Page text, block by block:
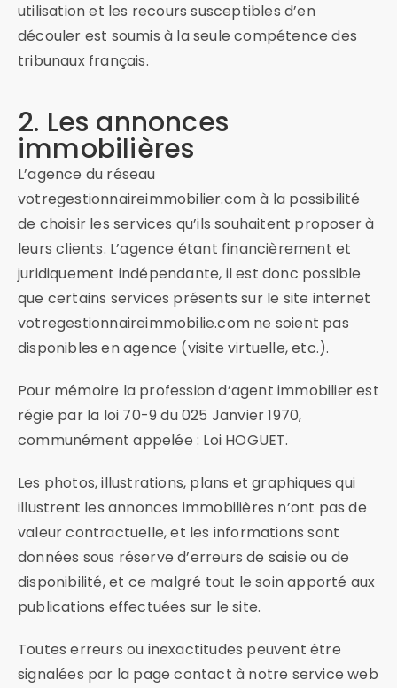
utilisation et les recours susceptibles d’en
découler est soumis à la seule compétence des
tribunaux français.
2. Les annonces
immobilières
L’agence du réseau
votregestionnaireimmobilier.com à la possibilité
de choisir les services qu’ils souhaitent proposer à
leurs clients. L’agence étant financièrement et
juridiquement indépendante, il est donc possible
que certains services présents sur le site internet
votregestionnaireimmobilie.com ne soient pas
disponibles en agence (visite virtuelle, etc.).
Pour mémoire la profession d’agent immobilier est
régie par la loi 70-9 du 025 Janvier 1970,
communément appelée : Loi HOGUET.
Les photos, illustrations, plans et graphiques qui
illustrent les annonces immobilières n’ont pas de
valeur contractuelle, et les informations sont
données sous réserve d’erreurs de saisie ou de
disponibilité, et ce malgré tout le soin apporté aux
publications effectuées sur le site.
Toutes erreurs ou inexactitudes peuvent être
signalées par la page contact à notre service web